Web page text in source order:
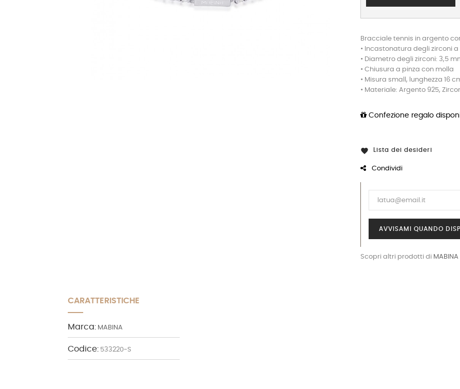
Bracciale tennis in argento
• Incastonatura degli zirconi a
• Diametro degli zirconi: 3,5
• Chiusura a pinza con molla
• Misura small, lunghezza 16
• Materiale: Argento 925,
Confezione regalo
 Lista dei desideri
Condividi
AVVISAMI QUANDO
Scopri altri prodotti di MABINA
CARATTERISTICHE
Marca: MABINA
Codice: 533220-S